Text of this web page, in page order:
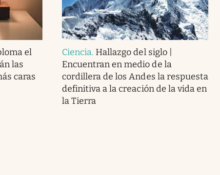
el
las
caras
Ciencia. Hallazgo del siglo |
Encuentran en medio de la
cordillera de los Andes la respuesta
definitiva a la creación de la vida en
la Tierra